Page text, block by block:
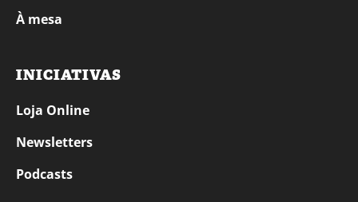
À mesa
INICIATIVAS
Loja Online
Newsletters
Podcasts